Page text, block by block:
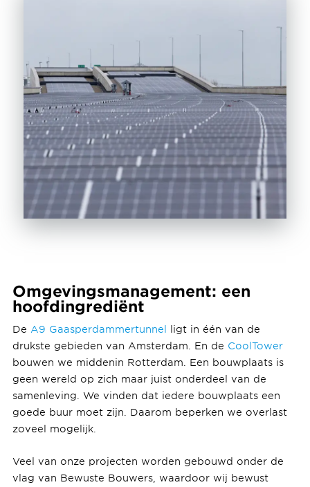
Omgevingsmanagement: een
hoofdingrediënt
De A9 Gaasperdammertunnel ligt in één van de
drukste gebieden van Amsterdam. En de CoolTower
bouwen we middenin Rotterdam. Een bouwplaats is
geen wereld op zich maar juist onderdeel van de
samenleving. We vinden dat iedere bouwplaats een
goede buur moet zijn. Daarom beperken we overlast
zoveel mogelijk.
Veel van onze projecten worden gebouwd onder de
vlag van Bewuste Bouwers, waardoor wij bewust